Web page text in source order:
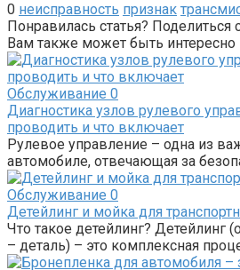
0 неисправность признак
Понравилась статья? Поделиться
Вам также может быть интересно
Обслуживание 0
Диагностика узлов рулевого
проводить и что включает
Рулевое управление – одна из
автомобиле, отвечающая за
Обслуживание 0
Детейлинг и мойка для
Что такое детейлинг? Детейлинг
– деталь) – это комплексная